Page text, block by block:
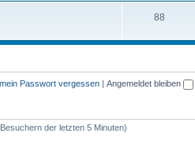
88
Passwort vergessen | Angemeldet bleiben
der letzten 5 Minuten)